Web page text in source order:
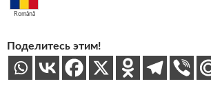
Română
Поделитесь этим!